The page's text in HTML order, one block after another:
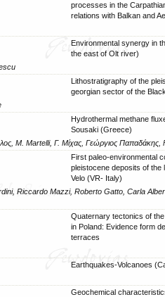
processes in the
relations with Balkan and
Environmental synergy in
the east of Olt river)
Lithostratigraphy of the
georgian sector of the
Hydrothermal methane
Sousaki (Greece)
M. Martelli, Γ. Μίχας, Γεώργιος Παπαδάκης,
First paleo-environmental
pleistocene deposits of the
Velo (VR- Italy)
Riccardo Mazzi, Roberto Gatto, Carla
Quaternary tectonics of
in Poland: Evidence form
terraces
Earthquakes-Volcanoes
Geochemical